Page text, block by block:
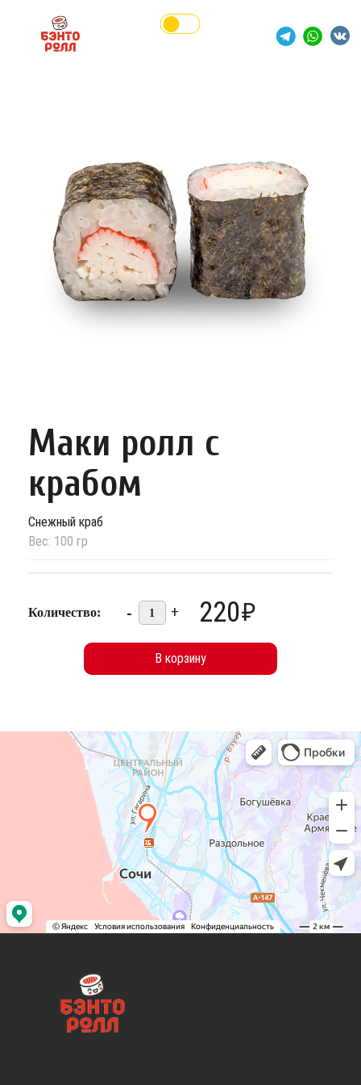
Маки ролл с
крабом
Снежный краб
Вес: 100 гр
Количество: - 1 + 220₽
В корзину